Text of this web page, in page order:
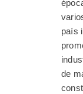
país
de